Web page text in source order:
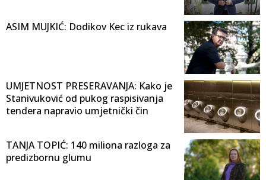
ASIM MUJKIĆ: Dodikov Kec iz rukava
UMJETNOST PRESERAVANJA: Kako je
Stanivuković od pukog raspisivanja
tendera napravio umjetnički čin
TANJA TOPIĆ: 140 miliona razloga za
predizbornu glumu